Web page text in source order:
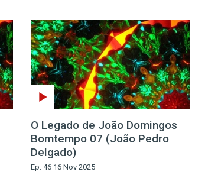
O Legado de João Domingos
Bomtempo 07 (João Pedro
Delgado)
Ep. 46 16 Nov 2025